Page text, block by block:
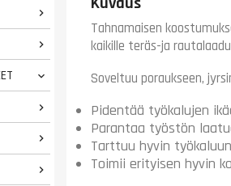






Tahnamaisen
kaikille teräs-ja
Soveltuu poraukseen,
Pidentää työkalujen
Parantaa työstön
Tarttuu hyvin
Toimii erityisen hyvin